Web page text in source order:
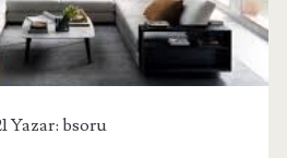
Yazar: bsoru